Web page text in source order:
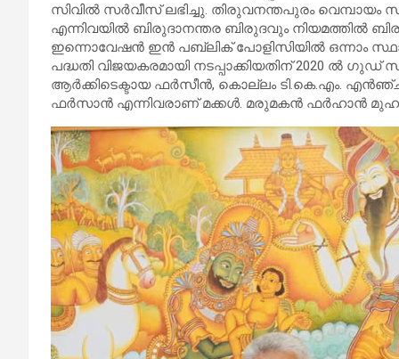
സിവില്‍ സര്‍വീസ് ലഭിച്ചു. തിരുവനന്തപുരം
എന്നിവയില്‍ ബിരുദാനന്തര ബിരുദവും നിയമത്തില്‍
ഇന്നൊവേഷന്‍ ഇന്‍ പബ്ലിക് പോളിസിയില്‍ ഒന്നാം
പദ്ധതി വിജയകരമായി നടപ്പാക്കിയതിന് 2020 ല്‍
ആര്‍ക്കിടെക്ടായ ഫര്‍സീന്‍, കൊല്ലം ടി.കെ.എം.
ഫര്‍സാന്‍ എന്നിവരാണ് മക്കള്‍. മരുമകന്‍ ഫര്‍ഹാന്‍